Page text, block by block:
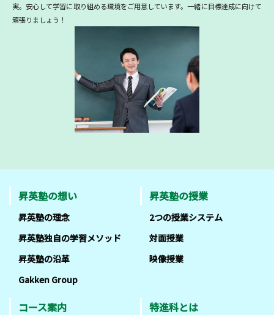
実。安心して学習に取り組める環境をご用意しています。一緒に目標達成に向けて
頑張りましょう！
昇英塾の想い
昇英塾の理念
昇英塾独自の学習メソッド
昇英塾の沿革
Gakken Group
昇英塾の授業
2つの授業システム
対面授業
映像授業
コース案内 特進科とは